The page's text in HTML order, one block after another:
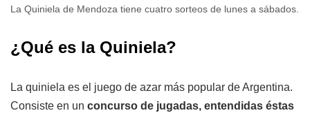
La Quiniela de Mendoza tiene cuatro sorteos de lunes a sábados.
¿Qué es la Quiniela?
La quiniela es el juego de azar más popular de Argentina.
Consiste en un concurso de jugadas, entendidas éstas